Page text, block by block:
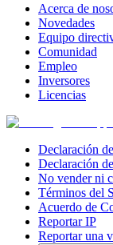
Acerca de
Novedades
Equipo
Comunidad
Empleo
Inversores
Licencias
Declaración
Declaración
No vender ni
Términos del
Acuerdo de
Reportar IP
Reportar una